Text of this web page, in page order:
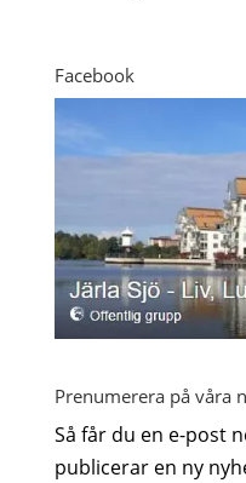
Facebook
Prenumerera på våra
Så får du en e-post
publicerar en ny